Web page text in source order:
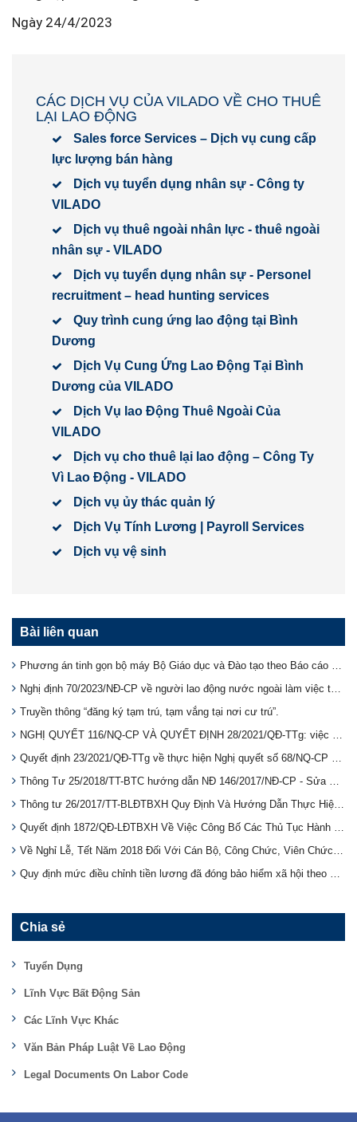
Ngày 24/4/2023
CÁC DỊCH VỤ CỦA VILADO VỀ CHO THUÊ
LẠI LAO ĐỘNG
Sales force Services – Dịch vụ cung cấp
lực lượng bán hàng
Dịch vụ tuyển dụng nhân sự - Công ty
VILADO
Dịch vụ thuê ngoài nhân lực - thuê ngoài
nhân sự - VILADO
Dịch vụ tuyển dụng nhân sự - Personel
recruitment – head hunting services
Quy trình cung ứng lao động tại Bình
Dương
Dịch Vụ Cung Ứng Lao Động Tại Bình
Dương của VILADO
Dịch Vụ lao Động Thuê Ngoài Của
VILADO
Dịch vụ cho thuê lại lao động – Công Ty
Vì Lao Động - VILADO
Dịch vụ ủy thác quản lý
Dịch Vụ Tính Lương | Payroll Services
Dịch vụ vệ sinh
Bài liên quan
Phương án tinh gọn bộ máy Bộ Giáo dục và Đào tạo theo Báo cáo 219
Nghị định 70/2023/NĐ-CP về người lao động nước ngoài làm việc tại Việt Nam
Truyền thông “đăng ký tạm trú, tạm vắng tại nơi cư trú”.
NGHỊ QUYẾT 116/NQ-CP VÀ QUYẾT ĐỊNH 28/2021/QĐ-TTg: việc thực hiện chính sách hỗ trợ người lao động và người sử dụng lao động bị ảnh hưởng bởi đại dịch COVID-19 từ Quỹ bảo hiểm thất nghiệp.
Quyết định 23/2021/QĐ-TTg về thực hiện Nghị quyết số 68/NQ-CP chính sách hỗ trợ NLĐ và người SDLĐ gặp khó khăn do đại dịch COVID-19
Thông Tư 25/2018/TT-BTC hướng dẫn NĐ 146/2017/NĐ-CP - Sửa Đổi, Bổ Sung Một Số Điều Của Thông Tư Số 78/2014/Tt Về Thuế Thu Nhập Cá Nhân
Thông tư 26/2017/TT-BLĐTBXH Quy Định Và Hướng Dẫn Thực Hiện Chế Độ Bảo Hiểm Tai Nạn Lao Động, Bệnh Nghề Nghiệp Bắt Buộc
Quyết định 1872/QĐ-LĐTBXH Về Việc Công Bố Các Thủ Tục Hành Chính Thuộc Phạm Vi Chức Năng Quản Lý Nhà Nước Của Bộ Lao Động - Thương Binh Và Xã Hội
Về Nghỉ Lễ, Tết Năm 2018 Đối Với Cán Bộ, Công Chức, Viên Chức Và Người Lao Động Của Các Cơ Quan Hành Chính, Sự Nghiệp, Tổ Chức Chính Trị, Tổ Chức Chính Trị - Xã Hội theo thông báo số Số: 5427/TB-LĐTBX
Quy định mức điều chỉnh tiền lương đã đóng bảo hiểm xã hội theo 32/2017/TT-BLĐTBXH
Chia sẻ
Tuyển Dụng
Lĩnh Vực Bất Động Sản
Các Lĩnh Vực Khác
Văn Bản Pháp Luật Về Lao Động
Legal Documents On Labor Code